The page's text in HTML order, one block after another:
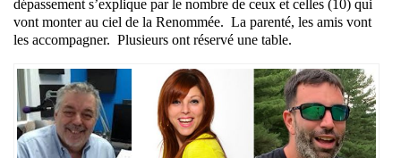
dépassement s’explique par le nombre de ceux et celles (10) qui
vont monter au ciel de la Renommée. La parenté, les amis vont
les accompagner. Plusieurs ont réservé une table.